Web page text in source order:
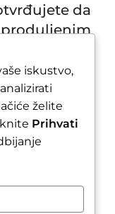
da
2026 to 16
30 July 2026 will
week following
that you are
time.
iskustvo,
želite
Prihvati